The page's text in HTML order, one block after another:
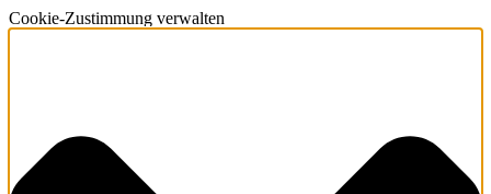
Cookie-Zustimmung verwalten